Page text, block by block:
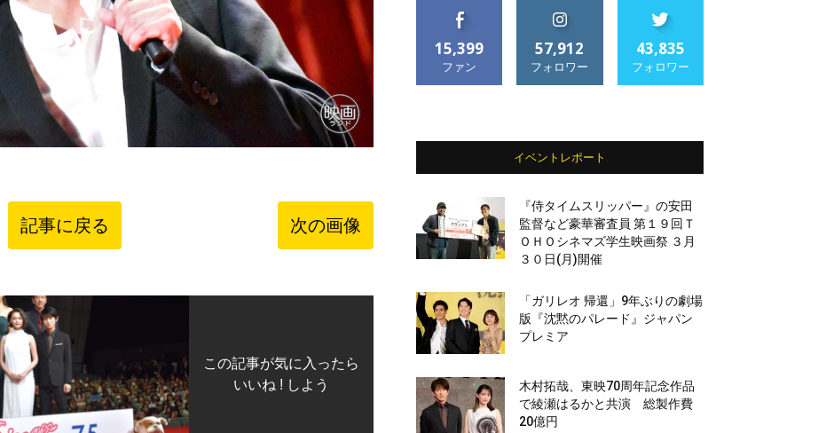
記事に戻る 次の画像
この記事が気に入ったら
いいね ! しよう
15,399
ファン
57,912
フォロワー
43,835
フォロワー
イベントレポート
『侍タイムスリッパー』の安田
監督など豪華審査員 第１９回Ｔ
ＯＨＯシネマズ学生映画祭 ３月
３０日(月)開催
「ガリレオ 帰還」9年ぶりの劇場
版『沈黙のパレード』ジャパン
プレミア
木村拓哉、東映70周年記念作品
で綾瀬はるかと共演 総製作費
20億円